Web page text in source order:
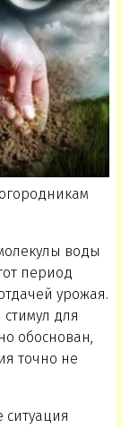
воды
период
урожая.
для
обоснован,
точно не